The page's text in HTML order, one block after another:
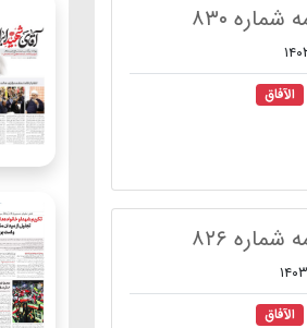
۸۳۰
الآفاق
۸۲۶
الآفاق